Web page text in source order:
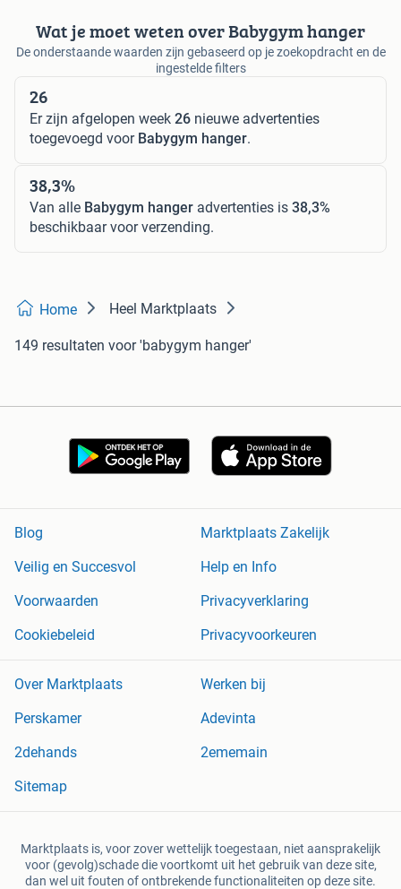
Wat je moet weten over Babygym hanger
De onderstaande waarden zijn gebaseerd op je zoekopdracht en de
ingestelde filters
26
Er zijn afgelopen week 26 nieuwe advertenties
toegevoegd voor Babygym hanger.
38,3%
Van alle Babygym hanger advertenties is 38,3%
beschikbaar voor verzending.
Home Heel Marktplaats
149 resultaten voor 'babygym hanger'
Blog
Marktplaats Zakelijk
Veilig en Succesvol
Help en Info
Voorwaarden
Privacyverklaring
Cookiebeleid
Privacyvoorkeuren
Over Marktplaats
Werken bij
Perskamer
Adevinta
2dehands
2ememain
Sitemap
Marktplaats is, voor zover wettelijk toegestaan, niet aansprakelijk
voor (gevolg)schade die voortkomt uit het gebruik van deze site,
dan wel uit fouten of ontbrekende functionaliteiten op deze site.